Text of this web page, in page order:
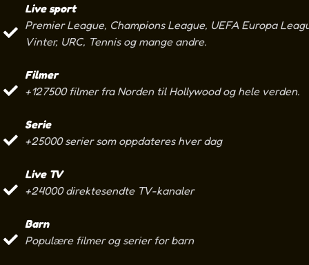
Live sport
Premier League, Champions League, UEFA Europa
Vinter, URC, Tennis og mange andre.
Filmer
+127500 filmer fra Norden til Hollywood og hele verden.
Serie
+25000 serier som oppdateres hver dag
Live TV
+24000 direktesendte TV-kanaler
Barn
Populære filmer og serier for barn